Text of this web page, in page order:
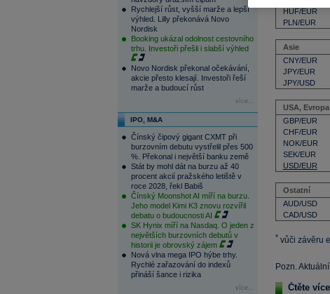
Rychlejší růst, vyšší marže a lepší
výhled. Lilly překonává Novo
Nordisk
Booking ukázal odolnost cestovního
trhu. Investoři přešli i slabší výhled
Novo Nordisk překonal očekávání,
akcie přesto klesají. Investoři řeší
marže a budoucí růst
více...
IPO, M&A
Čínský čipový gigant CXMT při
burzovním debutu vystřelil přes 500
%. Překonal i největší banku země
Stát by mohl dát na burzu až 40
procent akcií pražského letiště v
roce 2028, řekl Babiš
Čínský Moonshot AI míří na burzu.
Jeho model Kimi K3 znovu rozvířil
debatu o budoucnosti AI
SK Hynix míří na Nasdaq. O jeden z
největších burzovních debutů v
historii je obrovský zájem
Nová vlna mega IPO hýbe trhy.
Rychlé zařazování do indexů
přináší šance i rizika
více...
HUF/EUR
PLN/EUR
Asie
CNY/EUR
JPY/EUR
JPY/USD
USA, Evropa
GBP/EUR
CHF/EUR
NOK/EUR
SEK/EUR
USD/EUR
Ostatní
AUD/USD
CAD/USD
* vůči závěru
Pozn.
Čtěte